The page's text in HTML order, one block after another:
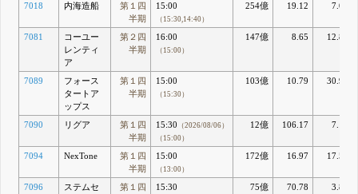
7018 内海造船
第１四
半期
15:00
（15:30,14:40）
254億 19.12 7.01
7081
コーユー
レンティ
ア
第２四
半期
16:00
（15:00）
147億 8.65 12.87
7089
フォース
タートア
ップス
第１四
半期
15:00
（15:30）
103億 10.79 30.97
7090 リグア
第１四
半期
15:30 （2026/08/06）
（15:00）
12億 106.17 7.18
7094 NexTone
第１四
半期
15:00
（13:00）
172億 16.97 17.54
7096
ステムセ
第１四
15:30 75億 70.78 3.86